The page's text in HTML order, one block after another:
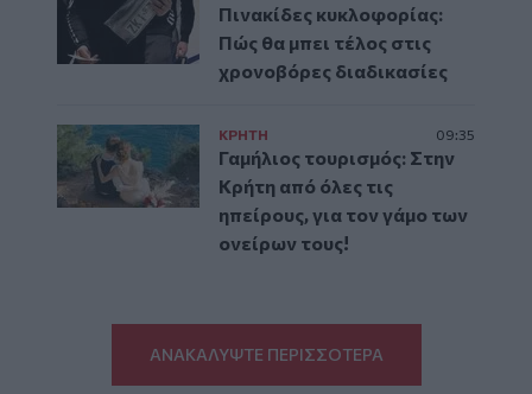
Πινακίδες κυκλοφορίας:
Πώς θα μπει τέλος στις
χρονοβόρες διαδικασίες
ΚΡΗΤΗ 09:35
Γαμήλιος τουρισμός: Στην
Κρήτη από όλες τις
ηπείρους, για τον γάμο των
ονείρων τους!
ΑΝΑΚΑΛΥΨΤΕ ΠΕΡΙΣΣΟΤΕΡΑ